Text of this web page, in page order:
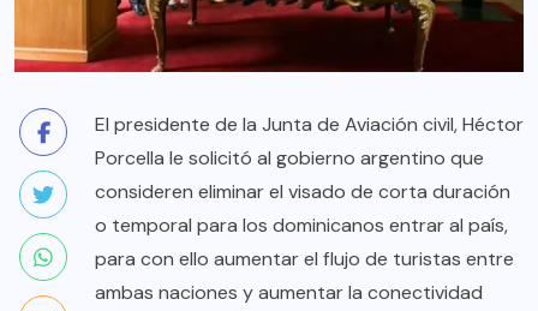
El presidente de la Junta de Aviación civil, Héctor
Porcella le solicitó al gobierno argentino que
consideren eliminar el visado de corta duración
o temporal para los dominicanos entrar al país,
para con ello aumentar el flujo de turistas entre
ambas naciones y aumentar la conectividad